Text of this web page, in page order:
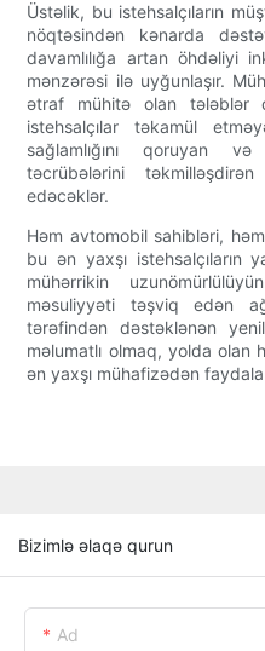
Üstəlik, bu istehsalçıların
nöqtəsindən kənarda
davamlılığa artan öhdəliyi
mənzərəsi ilə uyğunlaşır.
ətraf mühitə olan tələblər
istehsalçılar təkamül
sağlamlığını qoruyan
təcrübələrini
edəcəklər.
Həm avtomobil sahibləri,
bu ən yaxşı istehsalçıların
mühərrikin
məsuliyyəti təşviq edən
tərəfindən dəstəklənən
məlumatlı olmaq, yolda olan
ən yaxşı mühafizədən
Bizimlə əlaqə qurun
Ad